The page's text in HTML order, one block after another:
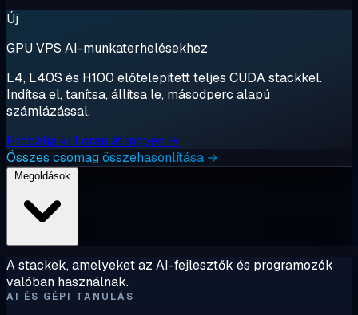
Új
GPU VPS AI-munkaterhelésekhez
L4, L40S és H100 előtelepített teljes CUDA stackkel.
Indítsa el, tanítsa, állítsa le, másodperc alapú
számlázással.
Próbálja ki 1 órán át ingyen →
Összes csomag összehasonlítása →
A stackek, amelyeket az AI-fejlesztők és programozók
valóban használnak.
AI ÉS GÉPI TANULÁS